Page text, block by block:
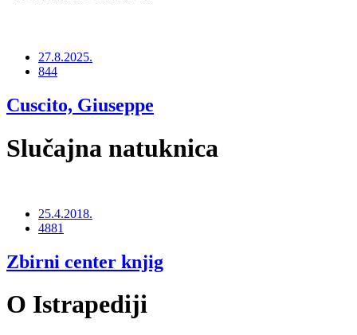
27.8.2025.
844
Cuscito, Giuseppe
Slučajna natuknica
25.4.2018.
4881
Zbirni center knjig
O Istrapediji